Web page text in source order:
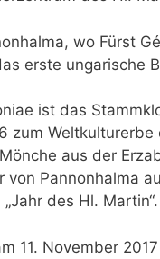
wo Fürst
erste ungarische
ist das
Weltkulturerbe
aus der
Pannonhalma
des Hl. Martin“.
11. November